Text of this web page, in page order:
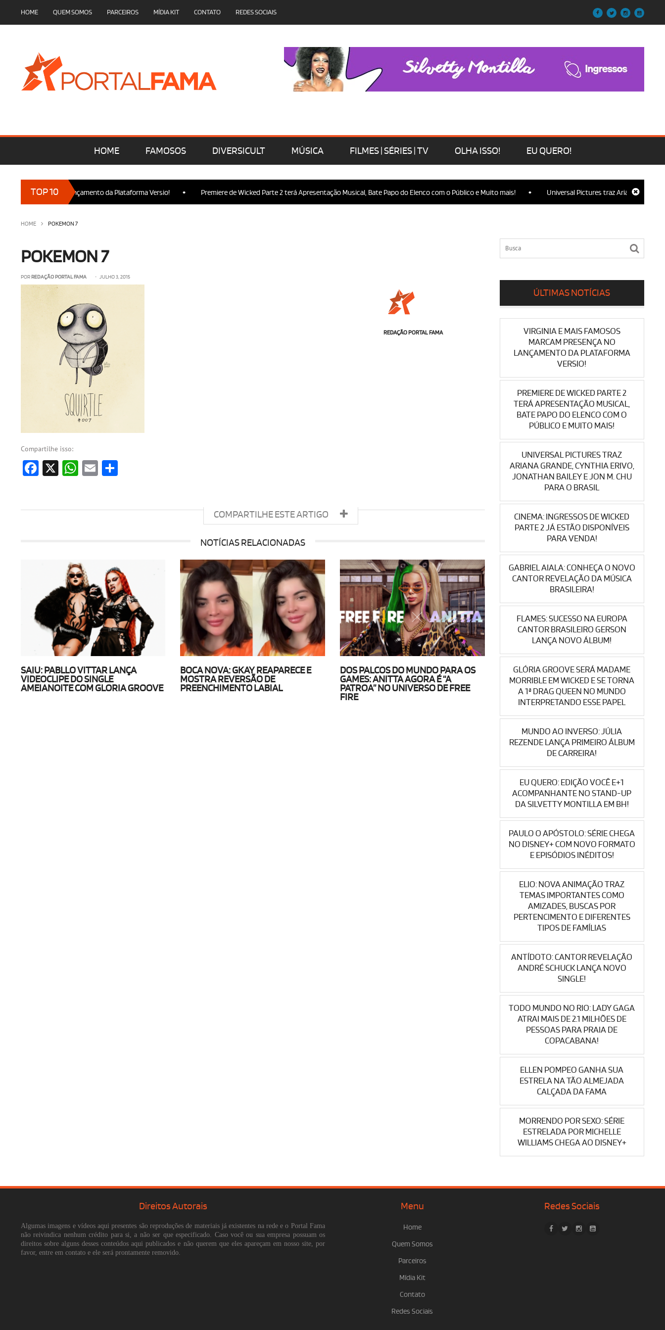
HOME QUEM SOMOS PARCEIROS MÍDIA KIT CONTATO REDES SOCIAIS
HOME FAMOSOS DIVERSICULT MÚSICA FILMES | SÉRIES | TV OLHA ISSO! EU QUERO!
TOP 10
presença no Lançamento da Plataforma Versio! • Premiere de Wicked Parte 2 terá Apresentação Musical, Bate Papo do Elenco com o Público e Muito mais! • Universal Pictures traz Ariana Grande,
HOME POKEMON 7
POKEMON 7
POR REDAÇÃO PORTAL FAMA • JULHO 3, 2015
REDAÇÃO PORTAL FAMA
Compartilhe isso:
Facebook
X WhatsApp
Email
COMPARTILHE ESTE ARTIGO
NOTÍCIAS RELACIONADAS
SAIU: PABLLO VITTAR LANÇA
VIDEOCLIPE DO SINGLE
AMEIANOITE COM GLORIA GROOVE
BOCA NOVA: GKAY REAPARECE E
MOSTRA REVERSÃO DE
PREENCHIMENTO LABIAL
DOS PALCOS DO MUNDO PARA OS
GAMES: ANITTA AGORA É “A
PATROA” NO UNIVERSO DE FREE
FIRE
ÚLTIMAS NOTÍCIAS
VIRGINIA E MAIS FAMOSOS
MARCAM PRESENÇA NO
LANÇAMENTO DA PLATAFORMA
VERSIO!
PREMIERE DE WICKED PARTE 2
TERÁ APRESENTAÇÃO MUSICAL,
BATE PAPO DO ELENCO COM O
PÚBLICO E MUITO MAIS!
UNIVERSAL PICTURES TRAZ
ARIANA GRANDE, CYNTHIA ERIVO,
JONATHAN BAILEY E JON M. CHU
PARA O BRASIL
CINEMA: INGRESSOS DE WICKED
PARTE 2 JÁ ESTÃO DISPONÍVEIS
PARA VENDA!
GABRIEL AIALA: CONHEÇA O NOVO
CANTOR REVELAÇÃO DA MÚSICA
BRASILEIRA!
FLAMES: SUCESSO NA EUROPA
CANTOR BRASILEIRO GERSON
LANÇA NOVO ÁLBUM!
GLÓRIA GROOVE SERÁ MADAME
MORRIBLE EM WICKED E SE TORNA
A 1ª DRAG QUEEN NO MUNDO
INTERPRETANDO ESSE PAPEL
MUNDO AO INVERSO: JÚLIA
REZENDE LANÇA PRIMEIRO ÁLBUM
DE CARREIRA!
EU QUERO: EDIÇÃO VOCÊ E+1
ACOMPANHANTE NO STAND-UP
DA SILVETTY MONTILLA EM BH!
PAULO O APÓSTOLO: SÉRIE CHEGA
NO DISNEY+ COM NOVO FORMATO
E EPISÓDIOS INÉDITOS!
ELIO: NOVA ANIMAÇÃO TRAZ
TEMAS IMPORTANTES COMO
AMIZADES, BUSCAS POR
PERTENCIMENTO E DIFERENTES
TIPOS DE FAMÍLIAS
ANTÍDOTO: CANTOR REVELAÇÃO
ANDRÉ SCHUCK LANÇA NOVO
SINGLE!
TODO MUNDO NO RIO: LADY GAGA
ATRAI MAIS DE 2.1 MILHÕES DE
PESSOAS PARA PRAIA DE
COPACABANA!
ELLEN POMPEO GANHA SUA
ESTRELA NA TÃO ALMEJADA
CALÇADA DA FAMA
MORRENDO POR SEXO: SÉRIE
ESTRELADA POR MICHELLE
WILLIAMS CHEGA AO DISNEY+
Direitos Autorais
Algumas imagens e vídeos aqui presentes são reproduções de materiais já existentes na rede e o Portal Fama
não reivindica nenhum crédito para si, a não ser que especificado. Caso você ou sua empresa possuam os
direitos sobre alguns desses conteúdos aqui publicados e não querem que eles apareçam em nosso site, por
favor, entre em contato e ele será prontamente removido.
Menu
Home
Quem Somos
Parceiros
Mídia Kit
Contato
Redes Sociais
Redes Sociais